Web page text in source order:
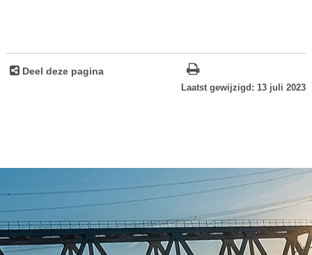
Deel deze pagina
Laatst gewijzigd: 13 juli 2023